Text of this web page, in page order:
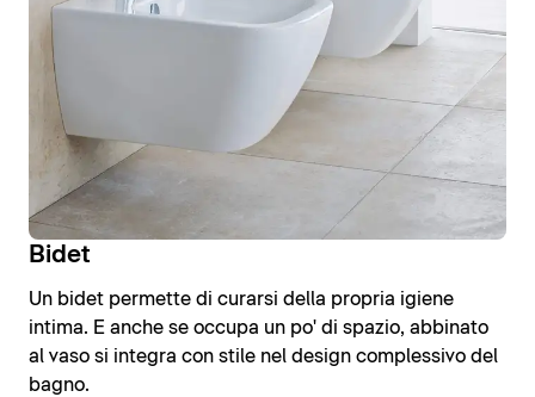
Bidet
Un bidet permette di curarsi della propria igiene
intima. E anche se occupa un po' di spazio, abbinato
al vaso si integra con stile nel design complessivo del
bagno.